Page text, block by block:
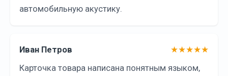
автомобильную акустику.
Иван Петров
★★★★★
Карточка товара написана понятным языком,